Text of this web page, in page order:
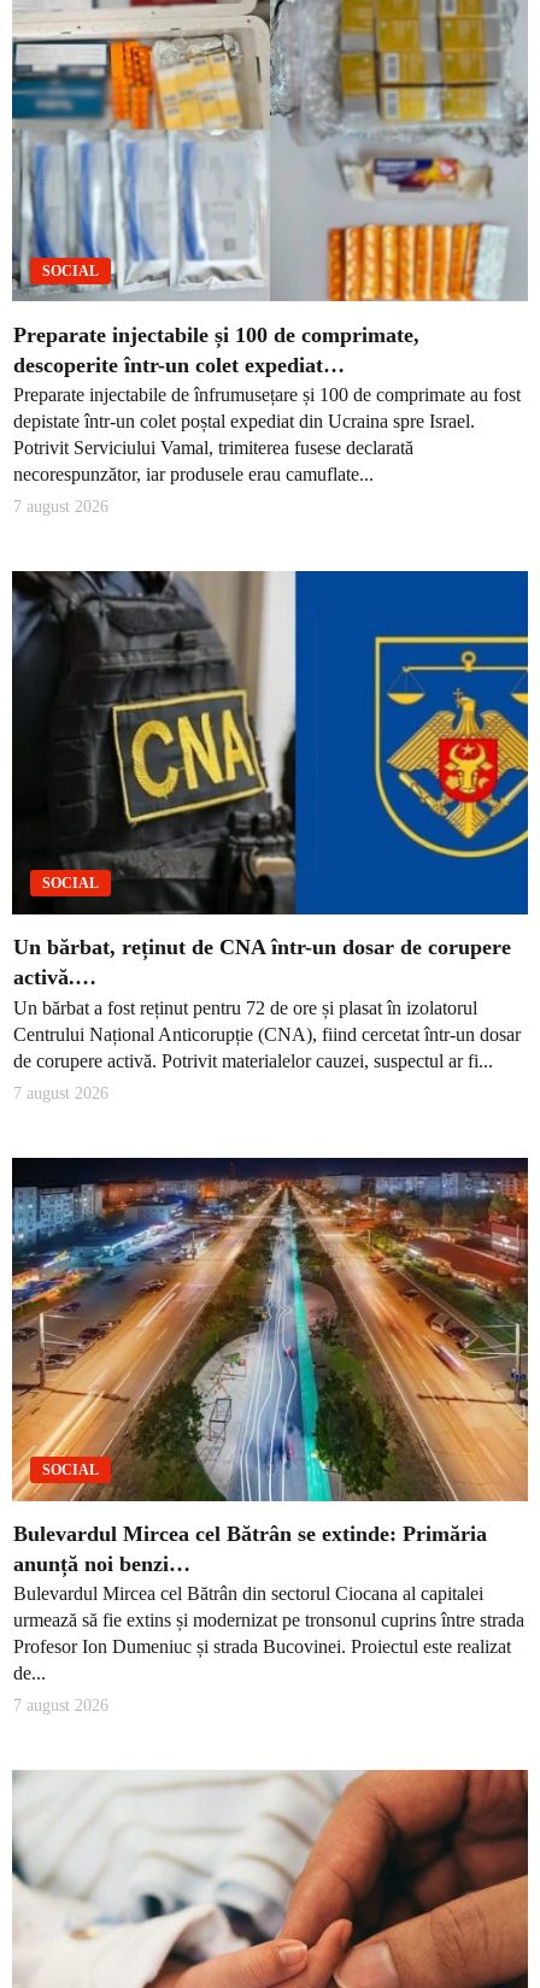
SOCIAL
Preparate injectabile și 100 de comprimate,
descoperite într-un colet expediat…
Preparate injectabile de înfrumusețare și 100 de comprimate au fost
depistate într-un colet poștal expediat din Ucraina spre Israel.
Potrivit Serviciului Vamal, trimiterea fusese declarată
necorespunzător, iar produsele erau camuflate...
7 august 2026
SOCIAL
Un bărbat, reținut de CNA într-un dosar de corupere
activă.…
Un bărbat a fost reținut pentru 72 de ore și plasat în izolatorul
Centrului Național Anticorupție (CNA), fiind cercetat într-un dosar
de corupere activă. Potrivit materialelor cauzei, suspectul ar fi...
7 august 2026
SOCIAL
Bulevardul Mircea cel Bătrân se extinde: Primăria
anunță noi benzi…
Bulevardul Mircea cel Bătrân din sectorul Ciocana al capitalei
urmează să fie extins și modernizat pe tronsonul cuprins între strada
Profesor Ion Dumeniuc și strada Bucovinei. Proiectul este realizat
de...
7 august 2026